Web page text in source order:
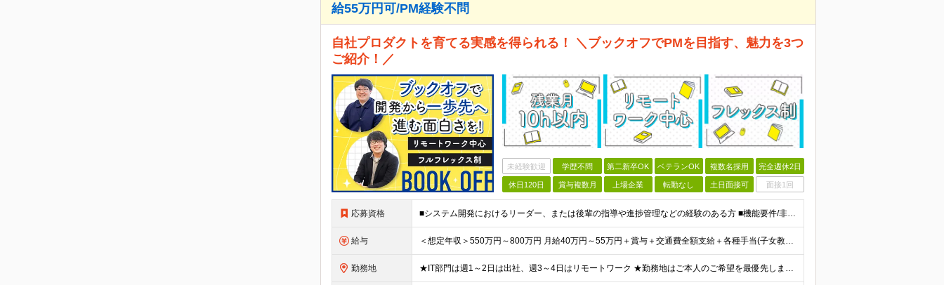
給55万円可/PM経験不問
自社プロダクトを育てる実感を得られる！ ＼ブックオフでPMを目指す、魅力を3つ
ご紹介！／
未経験歓迎 学歴不問 第二新卒OK ベテランOK 複数名採用 完全週休2日
休日120日 賞与複数月 上場企業 転勤なし 土日面接可 面接1回
応募資格 ■システム開発におけるリーダー、または後輩の指導や進捗管理などの経験のある方 ■機能要件/非機能要件の知識（経験は問いません） ＼「マネジメント未経験だけど今後チャレンジしたい」という方もぜひご応募く
給与 ＜想定年収＞550万円～800万円 月給40万円～55万円＋賞与＋交通費全額支給＋各種手当(子女教育手当等) ※経験・能力などを考慮し相談の上、当社規定により決定します。 ※上記金額には16～21時
勤務地 ★IT部門は週1～2日は出社、週3～4日はリモートワーク ★勤務地はご本人のご希望を最優先します ■飯田橋オフィス／東京都新宿区揚場町2-26 SKビル ■本社／神奈川県相模原市南区古淵2-14-